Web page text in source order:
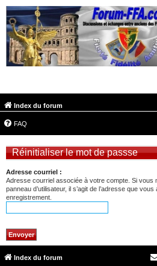
Index du forum
FAQ
Réinitialiser le mot de passse
Adresse courriel :
Adresse courriel associée à votre compte. Si vous
panneau d’utilisateur, il s’agit de l’adresse que
enregistrement.
Index du forum